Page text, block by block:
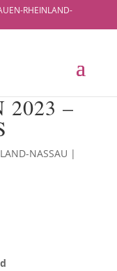
RHEINLAND-
2023 –
NASSAU |